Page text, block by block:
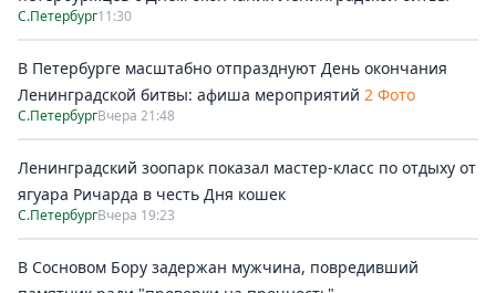
С.Петербург11:30
В Петербурге масштабно отпразднуют День окончания
Ленинградской битвы: афиша мероприятий 2 Фото
С.ПетербургВчера 21:48
Ленинградский зоопарк показал мастер-класс по отдыху от
ягуара Ричарда в честь Дня кошек
С.ПетербургВчера 19:23
В Сосновом Бору задержан мужчина, повредивший